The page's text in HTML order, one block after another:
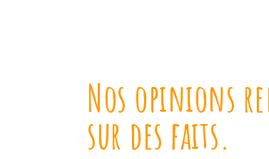
Nos opinions
sur des faits.